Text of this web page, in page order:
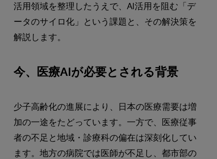
活用領域を整理したうえで、AI活用を阻む「デ
ータのサイロ化」という課題と、その解決策を
解説します。
今、医療AIが必要とされる背景
少子高齢化の進展により、日本の医療需要は増
加の一途をたどっています。一方で、医療従事
者の不足と地域・診療科の偏在は深刻化してい
ます。地方の病院では医師が不足し、都市部の